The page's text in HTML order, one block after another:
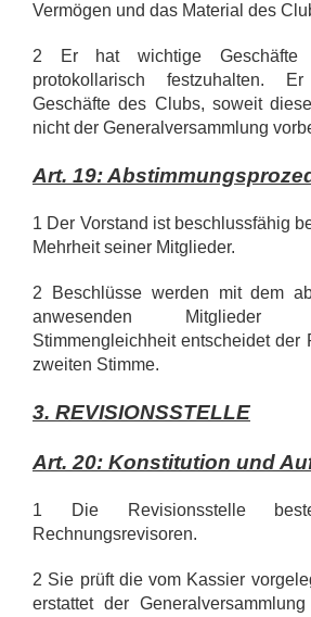
Vermögen und das Material des
2 Er hat wichtige Geschäfte
protokollarisch festzuhalten.
Geschäfte des Clubs, soweit
nicht der Generalversammlung
Art. 19:
1 Der Vorstand ist beschlussfähig
Mehrheit seiner Mitglieder.
2 Beschlüsse werden mit dem
anwesenden
Stimmengleichheit entscheidet der
zweiten Stimme.
3. REVISIONSSTELLE
Art. 20: Konstitution und
1 Die Revisionsstelle
Rechnungsrevisoren.
2 Sie prüft die vom Kassier
erstattet der